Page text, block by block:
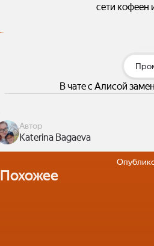
сети кофеен
В чате с Алисой
Автор
Katerina Bagaeva
Похожее